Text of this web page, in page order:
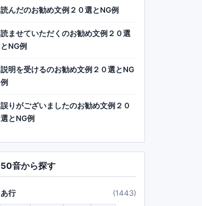
読んだのお勧め文例２０選とNG例
読ませていただくのお勧め文例２０選
とNG例
説明を受けるのお勧め文例２０選とNG
例
誤りがございましたのお勧め文例２０
選とNG例
50音から探す
あ行 (1443)